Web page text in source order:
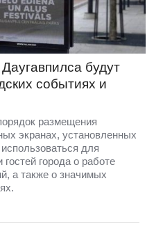
будут
событиях и
размещения
экранах, установленных
для
города о работе
а также о значимых